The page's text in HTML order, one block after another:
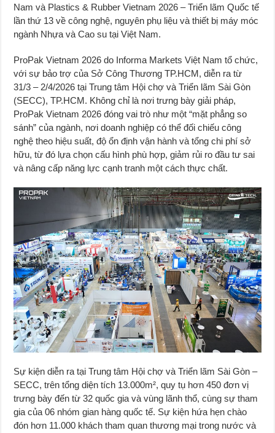
Nam và Plastics & Rubber Vietnam 2026 – Triển lãm Quốc tế
lần thứ 13 về công nghệ, nguyên phụ liệu và thiết bị máy móc
ngành Nhựa và Cao su tại Việt Nam.
ProPak Vietnam 2026 do Informa Markets Việt Nam tổ chức,
với sự bảo trợ của Sở Công Thương TP.HCM, diễn ra từ
31/3 – 2/4/2026 tại Trung tâm Hội chợ và Triển lãm Sài Gòn
(SECC), TP.HCM. Không chỉ là nơi trưng bày giải pháp,
ProPak Vietnam 2026 đóng vai trò như một “mặt phẳng so
sánh” của ngành, nơi doanh nghiệp có thể đối chiếu công
nghệ theo hiệu suất, độ ổn định vận hành và tổng chi phí sở
hữu, từ đó lựa chọn cấu hình phù hợp, giảm rủi ro đầu tư sai
và nâng cấp năng lực cạnh tranh một cách thực chất.
Sự kiện diễn ra tại Trung tâm Hội chợ và Triển lãm Sài Gòn –
SECC, trên tổng diện tích 13.000m², quy tụ hơn 450 đơn vị
trưng bày đến từ 32 quốc gia và vùng lãnh thổ, cùng sự tham
gia của 06 nhóm gian hàng quốc tế. Sự kiện hứa hẹn chào
đón hơn 11.000 khách tham quan thương mại trong nước và